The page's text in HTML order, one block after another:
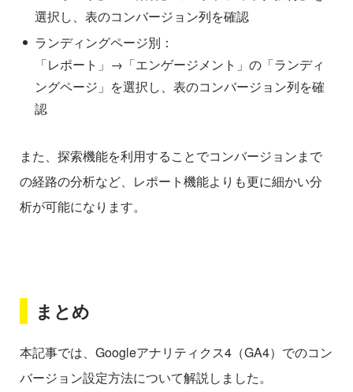
選択し、表のコンバージョン列を確認
ランディングページ別：
「レポート」→「エンゲージメント」の「ランディ
ングページ」を選択し、表のコンバージョン列を確
認
また、探索機能を利用することでコンバージョンまで
の経路の分析など、レポート機能よりも更に細かい分
析が可能になります。
まとめ
本記事では、Googleアナリティクス4（GA4）でのコン
バージョン設定方法について解説しました。